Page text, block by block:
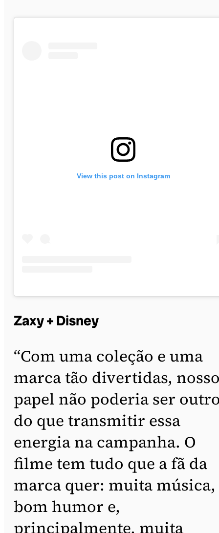
View this post on Instagram
Zaxy + Disney
“Com uma coleção e uma
marca tão divertidas,
papel não poderia ser
do que transmitir essa
energia na campanha. O
filme tem tudo que a fã da
marca quer: muita música,
bom humor e,
principalmente, muita